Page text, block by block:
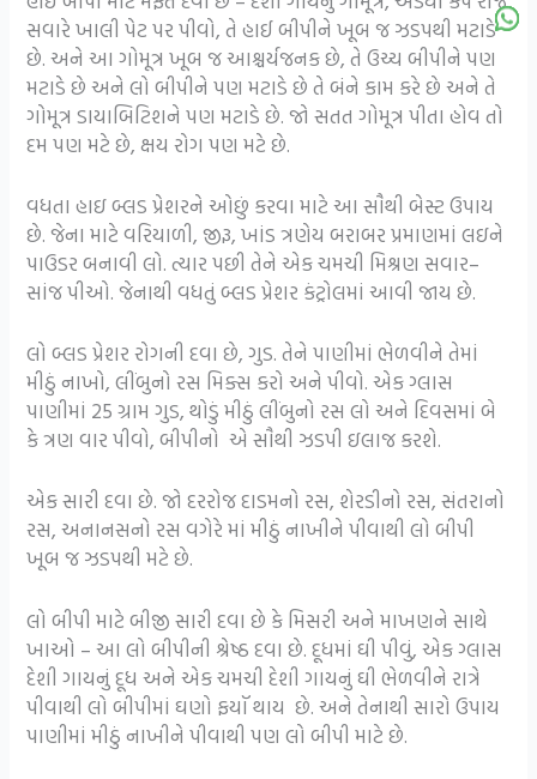
સવારે ખાલી પેટ પર પીવો, તે હાઈ બીપીને ખૂબ જ ઝડપથી મટાડે
છે. અને આ ગોમૂત્ર ખૂબ જ આશ્ચર્યજનક છે, તે ઉચ્ચ બીપીને પણ
મટાડે છે અને લો બીપીને પણ મટાડે છે તે બંને કામ કરે છે અને તે
ગોમૂત્ર ડાયાબિટિશને પણ મટાડે છે. જો સતત ગોમૂત્ર પીતા હોવ તો
દમ પણ મટે છે, ક્ષય રોગ પણ મટે છે.
વધતા હાઇ બ્લડ પ્રેશરને ઓછું કરવા માટે આ સૌથી બેસ્ટ ઉપાય
છે. જેના માટે વરિયાળી, જીરૂ, ખાંડ ત્રણેય બરાબર પ્રમાણમાં લઇને
પાઉડર બનાવી લો. ત્યાર પછી તેને એક ચમચી મિશ્રણ સવાર–
સાંજ પીઓ. જેનાથી વધતું બ્લડ પ્રેશર કંટ્રોલમાં આવી જાય છે.
લો બ્લડ પ્રેશર રોગની દવા છે, ગુડ. તેને પાણીમાં ભેળવીને તેમાં
મીઠું નાખો, લીંબુનો રસ મિક્સ કરો અને પીવો. એક ગ્લાસ
પાણીમાં 25 ગ્રામ ગુડ, થોડું મીઠું લીંબુનો રસ લો અને દિવસમાં બે
કે ત્રણ વાર પીવો, બીપીનો એ સૌથી ઝડપી ઇલાજ કરશે.
એક સારી દવા છે. જો દરરોજ દાડમનો રસ, શેરડીનો રસ, સંતરાનો
રસ, અનાનસનો રસ વગેરે માં મીઠું નાખીને પીવાથી લો બીપી
ખૂબ જ ઝડપથી મટે છે.
લો બીપી માટે બીજી સારી દવા છે કે મિસરી અને માખણને સાથે
ખાઓ – આ લો બીપીની શ્રેષ્ઠ દવા છે. દૂધમાં ઘી પીવું, એક ગ્લાસ
દેશી ગાયનું દૂધ અને એક ચમચી દેશી ગાયનું ઘી ભેળવીને રાત્રે
પીવાથી લો બીપીમાં ઘણો ફયૉ થાય છે. અને તેનાથી સારો ઉપાય
પાણીમાં મીઠું નાખીને પીવાથી પણ લો બીપી માટે છે.